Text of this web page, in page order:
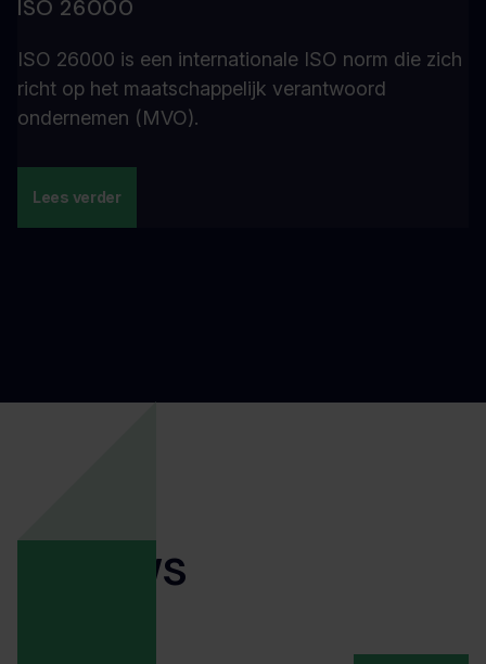
ISO 26000
ISO 26000 is een internationale ISO norm die zich
richt op het maatschappelijk verantwoord
ondernemen (MVO).
Lees verder
Nieuws